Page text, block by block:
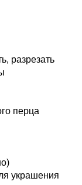
разрезать
перца
украшения